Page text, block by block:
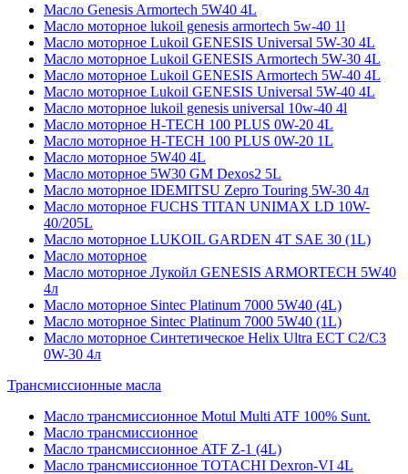
Масло Genesis Armortech 5W40 4L
Масло моторное lukoil genesis armortech 5w-40 1l
Масло моторное Lukoil GENESIS Universal 5W-30 4L
Масло моторное Lukoil GENESIS Armortech 5W-30 4L
Масло моторное Lukoil GENESIS Armortech 5W-40 4L
Масло моторное Lukoil GENESIS Universal 5W-40 4L
Масло моторное lukoil genesis universal 10w-40 4l
Масло моторное H-TECH 100 PLUS 0W-20 4L
Масло моторное H-TECH 100 PLUS 0W-20 1L
Масло моторное 5W40 4L
Масло моторное 5W30 GM Dexos2 5L
Масло моторное IDEMITSU Zepro Touring 5W-30 4л
Масло моторное FUCHS TITAN UNIMAX LD 10W-
40/205L
Масло моторное LUKOIL GARDEN 4Т SAE 30 (1L)
Масло моторное
Масло моторное Лукойл GENESIS ARMORTECH 5W40
4л
Масло моторное Sintec Platinum 7000 5W40 (4L)
Масло моторное Sintec Platinum 7000 5W40 (1L)
Масло моторное Синтетическое Helix Ultra ECT C2/C3
0W-30 4л
Трансмиссионные масла
Масло трансмиссионное Motul Multi ATF 100% Sunt.
Масло трансмиссионное
Масло трансмиссионное ATF Z-1 (4L)
Масло трансмиссионное TOTACHI Dexron-VI 4L